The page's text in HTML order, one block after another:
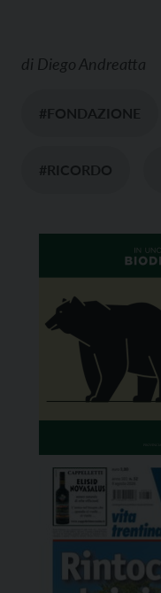
di Diego Andreatta
#FONDAZIONE
#RICORDO